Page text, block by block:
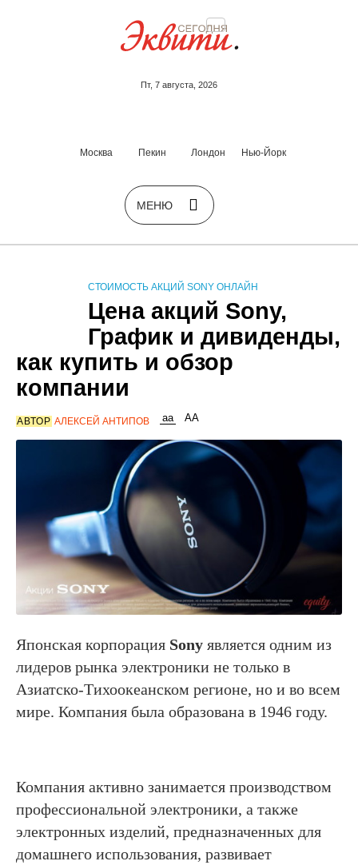
Пт, 7 августа, 2026
Москва Пекин Лондон Нью-Йорк
СТОИМОСТЬ АКЦИЙ SONY ОНЛАЙН
Цена акций Sony,
График и дивиденды,
как купить и обзор
компании
АВТОР АЛЕКСЕЙ АНТИПОВ
Японская корпорация Sony является одним из
лидеров рынка электроники не только в
Азиатско-Тихоокеанском регионе, но и во всем
мире. Компания была образована в 1946 году.
Компания активно занимается производством
профессиональной электроники, а также
электронных изделий, предназначенных для
домашнего использования, развивает